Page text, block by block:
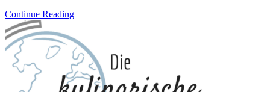
Continue Reading